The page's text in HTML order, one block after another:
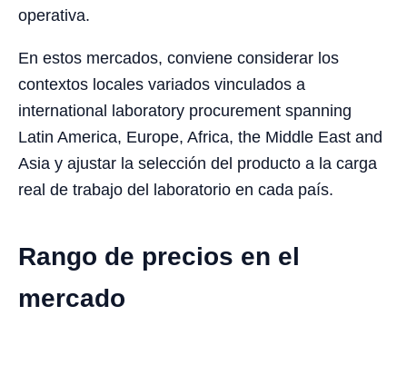
operativa.
En estos mercados, conviene considerar los
contextos locales variados vinculados a
international laboratory procurement spanning
Latin America, Europe, Africa, the Middle East and
Asia y ajustar la selección del producto a la carga
real de trabajo del laboratorio en cada país.
Rango de precios en el
mercado